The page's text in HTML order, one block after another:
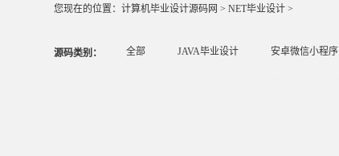
您现在的位置： 计算机毕业设计源码网 > NET毕业设计 >
源码类别： 全部 JAVA毕业设计 安卓微信小程序